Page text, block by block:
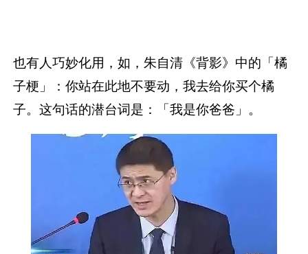
也有人巧妙化用，如，朱自清《背影》中的「橘
子梗」：你站在此地不要动，我去给你买个橘
子。这句话的潜台词是：「我是你爸爸」。